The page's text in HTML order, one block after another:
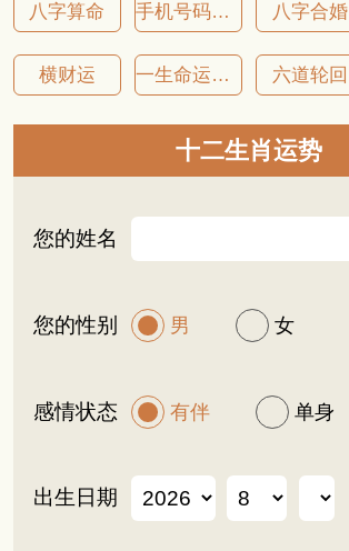
八字算命 手机号码吉凶 八字合婚
横财运 一生命运详批 六道轮回
十二生肖运势
您的姓名
您的性别 男 女
感情状态 有伴 单身
出生日期